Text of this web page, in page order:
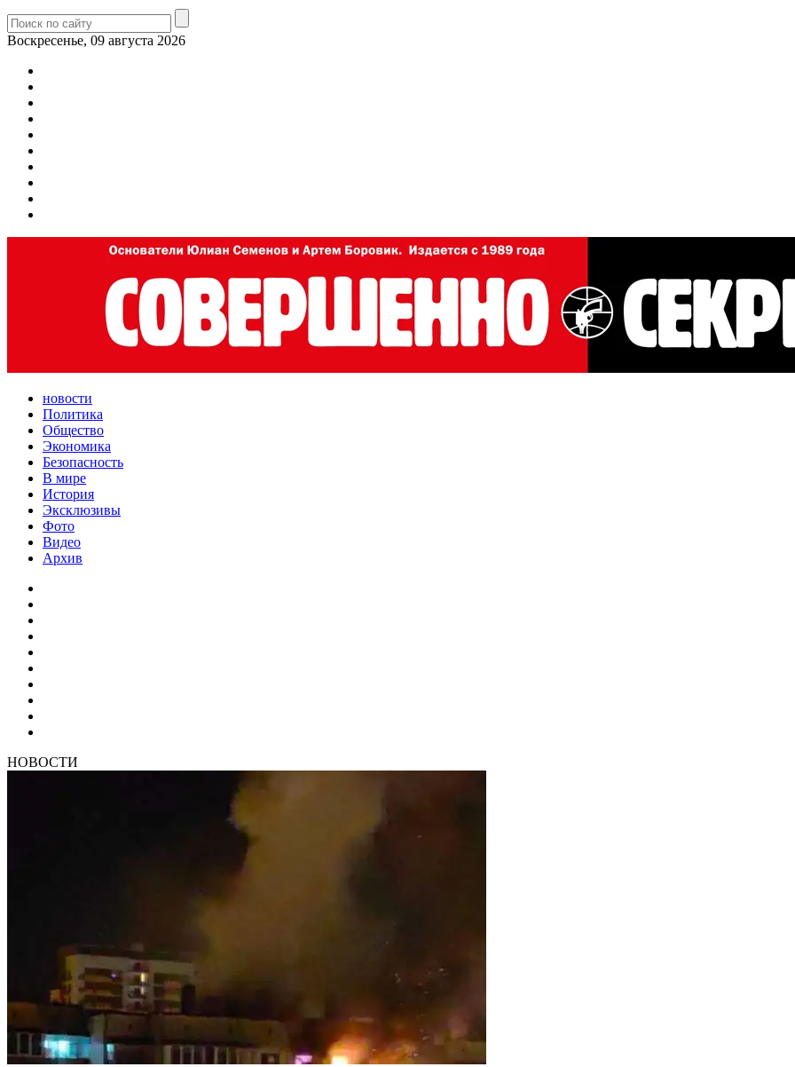
Воскресенье, 09 августа 2026
новости
Политика
Общество
Экономика
Безопасность
В мире
История
Эксклюзивы
Фото
Видео
Архив
НОВОСТИ